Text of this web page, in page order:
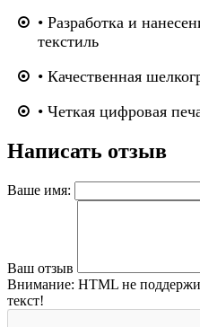
• Разработка и
текстиль
• Качественная
• Четкая цифровая
Написать отзыв
Ваше имя:
Ваш отзыв
Внимание: HTML не
текст!